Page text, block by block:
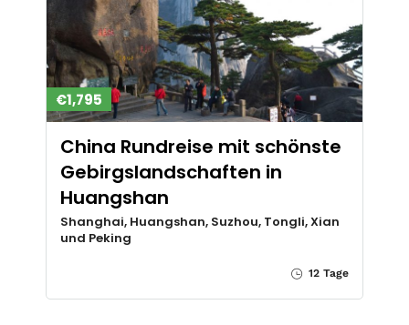
€1,795
China Rundreise mit schönste
Gebirgslandschaften in
Huangshan
Shanghai, Huangshan, Suzhou, Tongli, Xian
und Peking
12 Tage